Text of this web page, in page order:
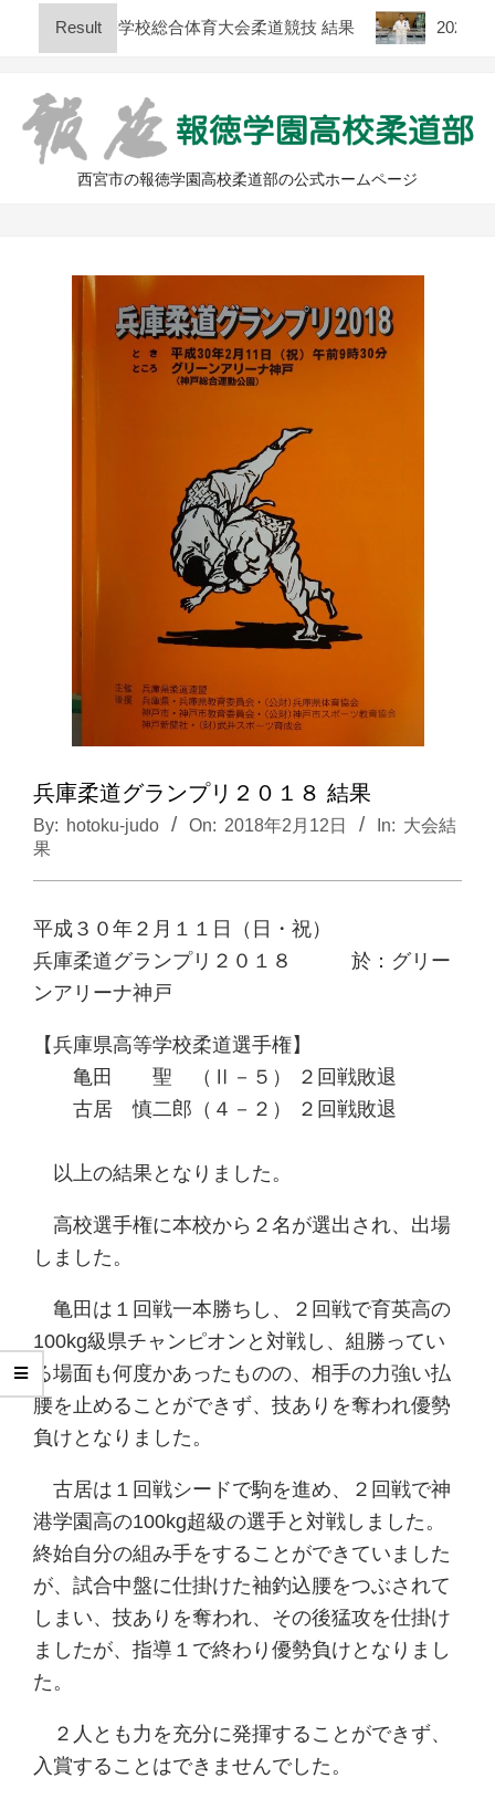
Result
庫県高等学校総合体育大会柔道競技 結果 2026年度
西宮市の報徳学園高校柔道部の公式ホームページ
兵庫柔道グランプリ２０１８ 結果
By: hotoku-judo On: 2018年2月12日 In: 大会結
果
平成３０年２月１１日（日・祝）
兵庫柔道グランプリ２０１８ 於：グリー
ンアリーナ神戸
【兵庫県高等学校柔道選手権】
亀田 聖 （Ⅱ－５） ２回戦敗退
古居 慎二郎（４－２） ２回戦敗退
以上の結果となりました。
高校選手権に本校から２名が選出され、出場
しました。
亀田は１回戦一本勝ちし、２回戦で育英高の
100kg級県チャンピオンと対戦し、組勝ってい
る場面も何度かあったものの、相手の力強い払
腰を止めることができず、技ありを奪われ優勢
負けとなりました。
古居は１回戦シードで駒を進め、２回戦で神
港学園高の100kg超級の選手と対戦しました。
終始自分の組み手をすることができていました
が、試合中盤に仕掛けた袖釣込腰をつぶされて
しまい、技ありを奪われ、その後猛攻を仕掛け
ましたが、指導１で終わり優勢負けとなりまし
た。
２人とも力を充分に発揮することができず、
入賞することはできませんでした。